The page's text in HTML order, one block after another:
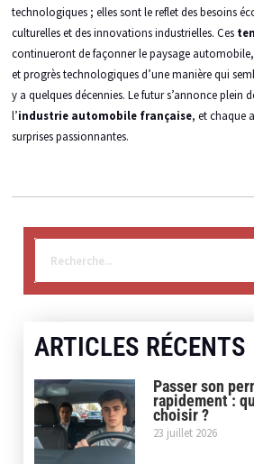
ARTICLES RÉCENTS
Passer son
rapidement :
choisir ?
23 juillet 2026
technologiques ; elles sont le reflet des besoins
culturelles et des innovations industrielles. Ces
continueront de façonner le paysage
et progrès technologiques d’une manière qui
y a quelques décennies. Le futur s’annonce plein
l’industrie automobile française, et chaque
surprises passionnantes.